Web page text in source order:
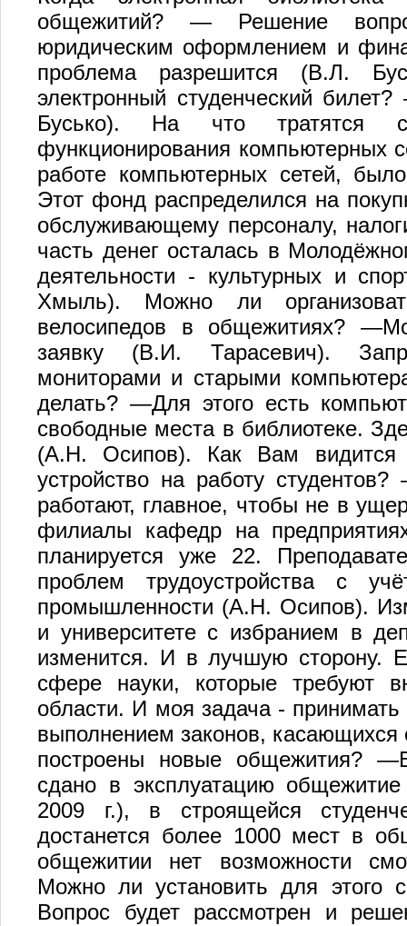
общежитий? — Решение
юридическим оформлением и
проблема разрешится (В.Л.
электронный студенческий
Бусько). На что тратятся
функционирования компьютерных
работе компьютерных сетей,
Этот фонд распределился на
обслуживающему персоналу,
часть денег осталась в
деятельности - культурных и
Хмыль). Можно ли
велосипедов в общежитиях?
заявку (В.И. Тарасевич).
мониторами и старыми
делать? —Для этого есть
свободные места в библиотеке.
(А.Н. Осипов). Как Вам видится
устройство на работу
работают, главное, чтобы не в
филиалы кафедр на
планируется уже 22.
проблем трудоустройства с
промышленности (А.Н. Осипов).
и университете с избранием в
изменится. И в лучшую сторону.
сфере науки, которые требуют
области. И моя задача - принимать
выполнением законов,
построены новые общежития?
сдано в эксплуатацию
2009 г.), в строящейся
достанется более 1000 мест в
общежитии нет возможности
Можно ли установить для этого
Вопрос будет рассмотрен и